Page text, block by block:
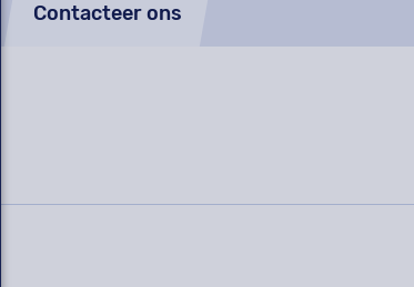
Contacteer ons